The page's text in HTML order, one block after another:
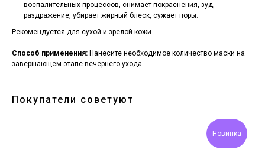
воспалительных процессов, снимает покраснения, зуд,
раздражение, убирает жирный блеск, сужает поры.
Рекомендуется для сухой и зрелой кожи.
Способ применения: Нанесите необходимое количество маски на
завершающем этапе вечернего ухода.
Покупатели советуют
Новинка